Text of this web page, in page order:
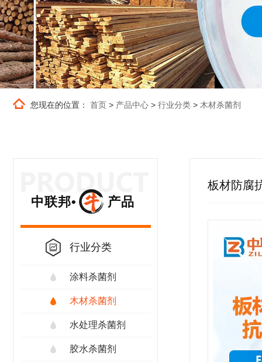
您现在的位置： 首页 > 产品中心 > 行业分类 > 木材杀菌剂
中联邦• 产品
行业分类
涂料杀菌剂
木材杀菌剂
水处理杀菌剂
胶水杀菌剂
板材防腐